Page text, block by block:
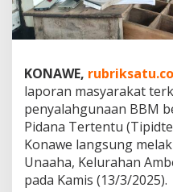
,
P
o
r
e
s
K
o
n
a
w
e
KONAWE,
laporan masyarakat
penyalahgunaan BBM
Pidana Tertentu
Konawe langsung
Unaaha, Kelurahan
pada Kamis (13/3/2025).